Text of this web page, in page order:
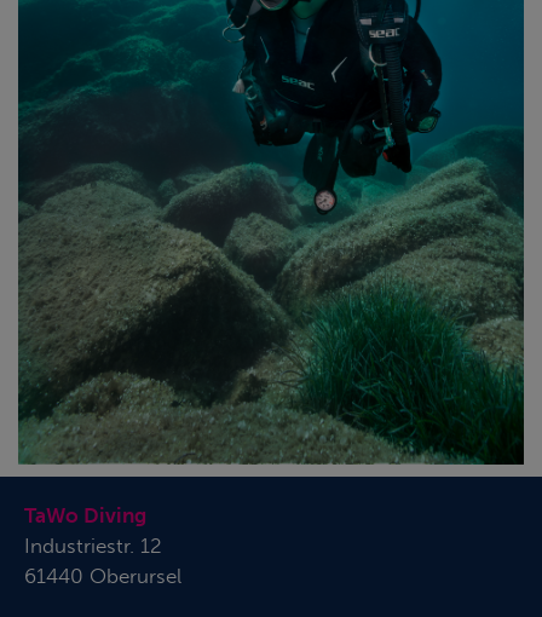
TaWo Diving
Industriestr. 12
61440 Oberursel